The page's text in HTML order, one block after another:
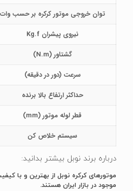
توان خروجی موتور کرکره بر حسب وات
نیروی پیشران Kg.f
گشتاور (N.m)
سرعت (دور در دقیقه)
حداکثر ارتفاع بالا برنده
قطر لوله موتور (mm)
سیستم خلاص کن
درباره برند نوبل بیشتر بدانید:
موتورهای کرکره نوبل از بهترین و با
موجود در بازار ایران هستند.